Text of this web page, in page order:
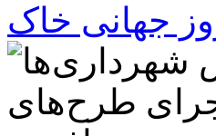
جهانی خاک